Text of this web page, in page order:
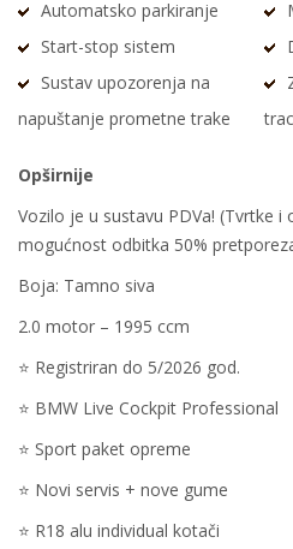
Automatsko parkiranje
Start-stop sistem
Sustav upozorenja na
napuštanje prometne trake
Opširnije
Vozilo je u sustavu PDVa! (Tvrtke i
mogućnost odbitka 50%
Boja: Tamno siva
2.0 motor – 1995 ccm
⭐️ Registriran do 5/2026 god.
⭐️ BMW Live Cockpit Professional
⭐️ Sport paket opreme
⭐️ Novi servis + nove gume
⭐️ R18 alu individual kotači